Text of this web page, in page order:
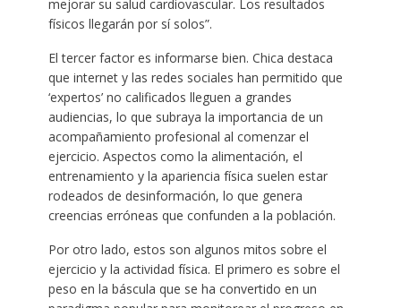
mejorar su salud cardiovascular. Los resultados
físicos llegarán por sí solos”.
El tercer factor es informarse bien. Chica destaca
que internet y las redes sociales han permitido que
‘expertos’ no calificados lleguen a grandes
audiencias, lo que subraya la importancia de un
acompañamiento profesional al comenzar el
ejercicio. Aspectos como la alimentación, el
entrenamiento y la apariencia física suelen estar
rodeados de desinformación, lo que genera
creencias erróneas que confunden a la población.
Por otro lado, estos son algunos mitos sobre el
ejercicio y la actividad física. El primero es sobre el
peso en la báscula que se ha convertido en un